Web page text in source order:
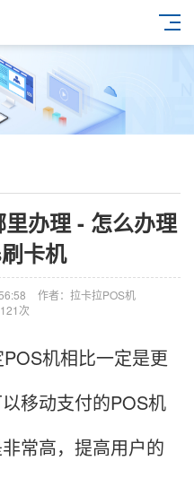
办理 - 怎么办理
卡机
作者：拉卡拉POS机
次
机相比一定是更
移动支付的POS机
常高，提高用户的